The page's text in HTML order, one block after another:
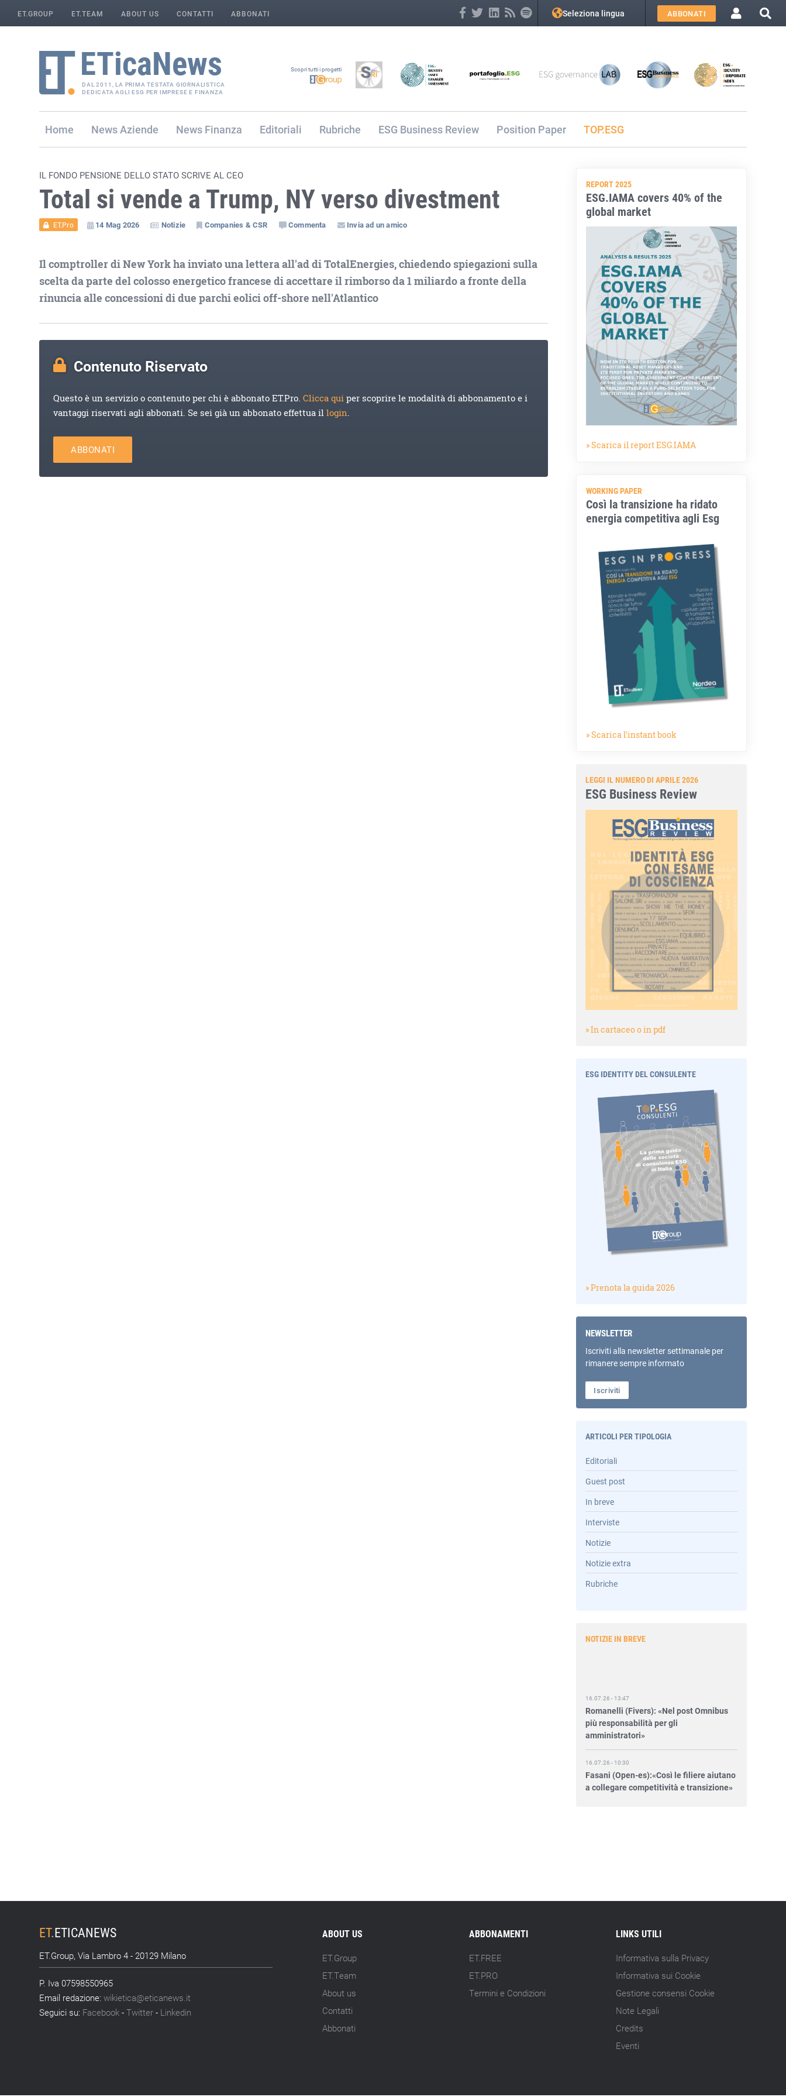
ET.GROUP ET.TEAM ABOUT US CONTATTI ABBONATI Seleziona lingua ABBONATI
DAL 2011, LA PRIMA TESTATA GIORNALISTICA
DEDICATA AGLI ESG PER IMPRESE E FINANZA
Scopri tutti i progetti
Home Aziende Finanza Editoriali Rubriche ESG Business Review Position Paper TOP.ESG
IL FONDO PENSIONE DELLO STATO SCRIVE AL CEO
Total si vende a Trump, NY verso divestment
ET.Pro 14 Mag 2026 Notizie Companies & CSR Commenta Invia ad un amico
Il comptroller di New York ha inviato una lettera all'ad di TotalEnergies, chiedendo spiegazioni sulla
scelta da parte del colosso energetico francese di accettare il rimborso da 1 miliardo a fronte della
rinuncia alle concessioni di due parchi eolici off-shore nell'Atlantico
Contenuto Riservato
Questo è un servizio o contenuto per chi è abbonato ET.Pro.Clicca quiper scoprire le modalità di abbonamento e i
vantaggi riservati agli abbonati. Se sei già un abbonato effettua illogin.
ABBONATI
REPORT 2025
ESG.IAMA covers 40% of the
global market
» Scarica il report ESG.IAMA
WORKING PAPER
Così la transizione ha ridato
energia competitiva agli Esg
» Scarica l'instant book
LEGGI IL NUMERO DI APRILE 2026
ESG Business Review
» In cartaceo o in pdf
ESG IDENTITY DEL CONSULENTE
» Prenota la guida 2026
NEWSLETTER
Iscriviti alla newsletter settimanale per
rimanere sempre informato
Iscriviti
ARTICOLI PER TIPOLOGIA
Editoriali
Guest post
In breve
Interviste
Notizie
Notizie extra
Rubriche
NOTIZIE IN BREVE
Romanelli (Fivers): «Nel post Omnibus
più responsabilità per gli
amministratori»
Fasani (Open-es):«Così le filiere aiutano
a collegare competitività e transizione»
15.07.26 - 8:00
vecchie scorte
14.07.26 - 12:20
ESG degli investimenti»
14.07.26 - 11:00
Tornano le Settimane SRI: oltre 20
appuntamenti
ET.ETICANEWS
ET.Group, Via Lambro 4 - 20129 Milano
P. Iva 07598550965
Email redazione:wikietica@eticanews.it
Seguici su: Facebook -Twitter - Linkedin
ABOUT US
ET.Group
ET.Team
About us
Contatti
Abbonati
ABBONAMENTI
ET.FREE
ET.PRO
Termini e Condizioni
LINKS UTILI
Informativa sulla Privacy
Informativa sui Cookie
Gestione consensi Cookie
Note Legali
Credits
Eventi